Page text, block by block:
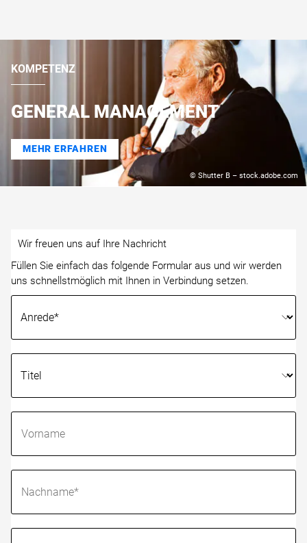
© Shutter B – stock.adobe.com
KOMPETENZ
GENERAL MANAGEMENT
MEHR ERFAHREN
Wir freuen uns auf Ihre Nachricht
Füllen Sie einfach das folgende Formular aus und wir werden
uns schnellstmöglich mit Ihnen in Verbindung setzen.